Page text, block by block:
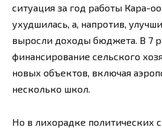
ситуация за год работы Кара-
ухудшилась, а, напротив,
выросли доходы бюджета. В 7
финансирование сельского
новых объектов, включая
несколько школ.
Но в лихорадке политических